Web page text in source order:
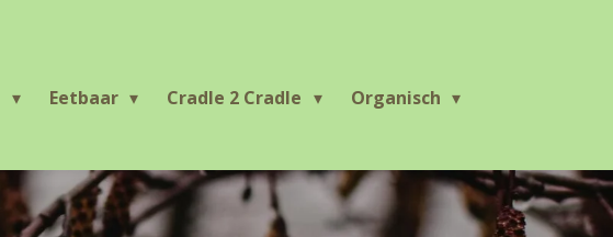
Eetbaar Cradle 2 Cradle
Organisch